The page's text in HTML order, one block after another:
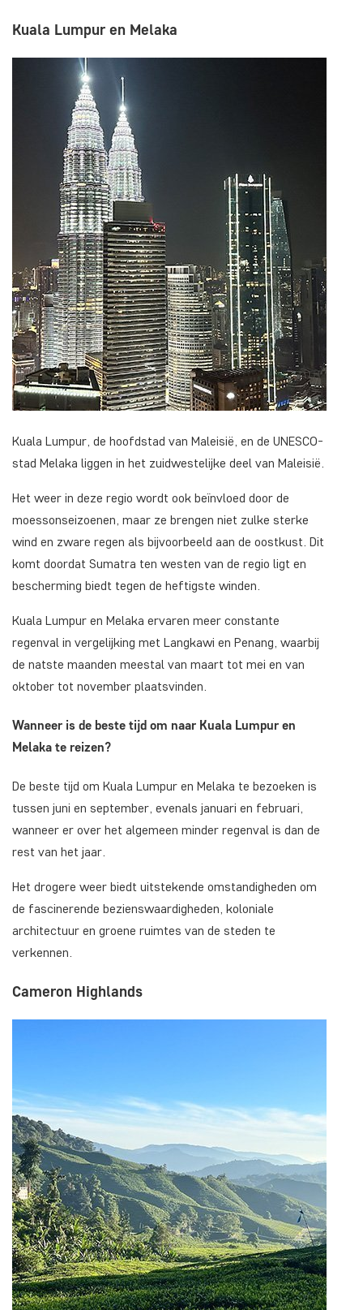
Kuala Lumpur en Melaka
Kuala Lumpur, de hoofdstad van Maleisië, en de UNESCO-
stad Melaka liggen in het zuidwestelijke deel van Maleisië.
Het weer in deze regio wordt ook beïnvloed door de
moessonseizoenen, maar ze brengen niet zulke sterke
wind en zware regen als bijvoorbeeld aan de oostkust. Dit
komt doordat Sumatra ten westen van de regio ligt en
bescherming biedt tegen de heftigste winden.
Kuala Lumpur en Melaka ervaren meer constante
regenval in vergelijking met Langkawi en Penang, waarbij
de natste maanden meestal van maart tot mei en van
oktober tot november plaatsvinden.
Wanneer is de beste tijd om naar Kuala Lumpur en
Melaka te reizen?
De beste tijd om Kuala Lumpur en Melaka te bezoeken is
tussen juni en september, evenals januari en februari,
wanneer er over het algemeen minder regenval is dan de
rest van het jaar.
Het drogere weer biedt uitstekende omstandigheden om
de fascinerende bezienswaardigheden, koloniale
architectuur en groene ruimtes van de steden te
verkennen.
Cameron Highlands